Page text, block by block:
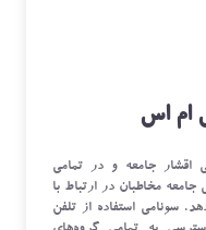
ام اس
اقشار جامعه و در تمامی
از گستردگی جامعه مخاطبان در ارتباط با
سونامی استفاده از تلفن